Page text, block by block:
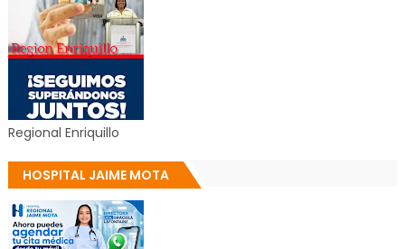
Regional Enriquillo
HOSPITAL JAIME MOTA